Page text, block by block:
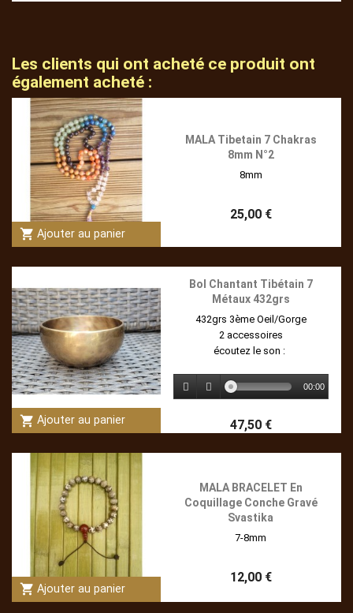
Les clients qui ont acheté ce produit ont
également acheté :
shopping_cart Ajouter au panier
MALA Tibetain 7 Chakras
8mm N°2
8mm
25,00 €
shopping_cart Ajouter au panier
Bol Chantant Tibétain 7
Métaux 432grs
432grs 3ème Oeil/Gorge
2 accessoires
écoutez le son :
00:00
47,50 €
shopping_cart Ajouter au panier
MALA BRACELET En
Coquillage Conche Gravé
Svastika
7-8mm
12,00 €